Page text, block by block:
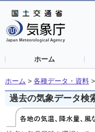
ホーム
ホーム > 各種データ・資料 >
過去の気象データ検